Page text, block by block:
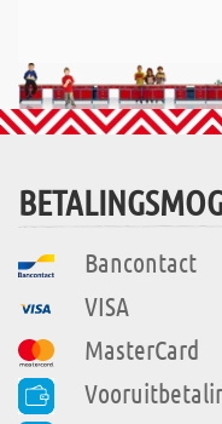
Bancontact
VISA
MasterCard